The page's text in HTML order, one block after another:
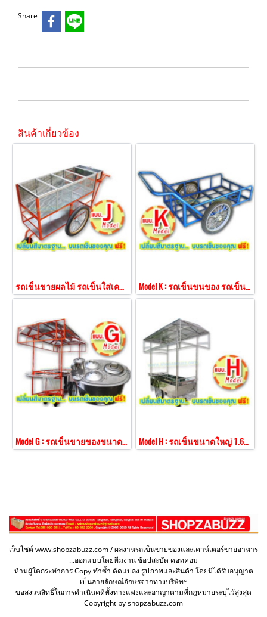
Share
สินค้าเกี่ยวข้อง
รถเข็นขายผลไม้ รถเข็นใส่เครื่องดื่มขวด Model K : รถเข็นขนของ รถเข็นบรรทุกของ รถเข็นบรรทุกลัง
Model G : รถเข็นขายของขนาดใหญ่ 1.60 ม. เจาะช่องใส่หม้อน้ำเต้าหู้ 3 ช่อง Model H : รถเข็นขนาดใหญ่ 1.60 ม. หลังคาทรงจั่ว โครงป้าย 3 ด้าน ปีกสแตนเลส 3 ด้าน
เว็บไซต์ www.shopzabuzz.com / ผลงานรถเข็นขายของและเคาน์เตอร์ขายอาหาร
...ออกแบบโดยทีมงาน ช้อปสะบัด ดอทคอม
ห้ามผู้ใดกระทำการ Copy ทำซ้ำ ดัดแปลง รูปภาพและสินค้า โดยมิได้รับอนุญาต
เป็นลายลักษณ์อักษรจากทางบริษัทฯ
ขอสงวนสิทธิ์ในการดำเนินคดีทั้งทางแพ่งและอาญาตามที่กฎหมายระบุไว้สูงสุด
Copyright by shopzabuzz.com